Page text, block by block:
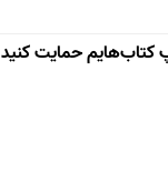
کتاب‌هایم حمایت کنید